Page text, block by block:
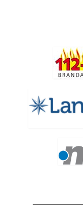
Ehemalige